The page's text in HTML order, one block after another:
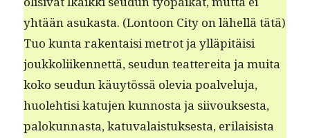
yhtään asukas­ta. (Lon­toon City on lähel­lä tätä)
Tuo kun­ta rak­en­taisi metrot ja ylläpitäisi
joukkoli­iken­net­tä, seudun teat­tere­i­ta ja mui­ta
koko seudun käuytössä ole­via poalvelu­ja,
huole­htisi katu­jen kun­nos­ta ja siivouk­ses­ta,
palokun­nas­ta, katu­valais­tuk­ses­ta, eri­lai­sista